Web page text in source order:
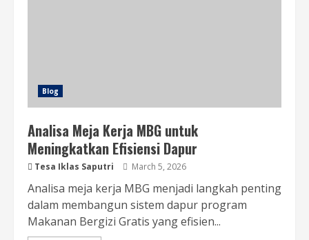
Blog
Analisa Meja Kerja MBG untuk
Meningkatkan Efisiensi Dapur
Tesa Iklas Saputri March 5, 2026
Analisa meja kerja MBG menjadi langkah penting
dalam membangun sistem dapur program
Makanan Bergizi Gratis yang efisien...